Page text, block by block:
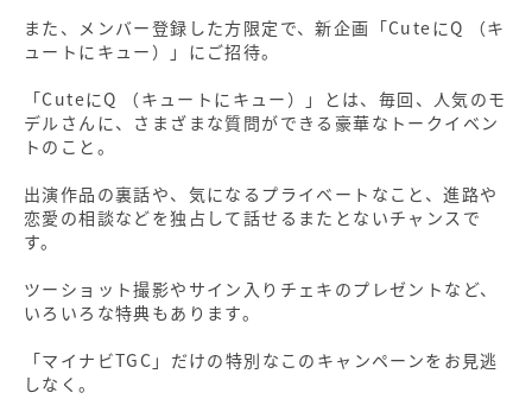
また、メンバー登録した方限定で、新企画「CuteにQ （キ
ュートにキュー）」にご招待。
「CuteにQ （キュートにキュー）」とは、毎回、人気のモ
デルさんに、さまざまな質問ができる豪華なトークイベン
トのこと。
出演作品の裏話や、気になるプライベートなこと、進路や
恋愛の相談などを独占して話せるまたとないチャンスで
す。
ツーショット撮影やサイン入りチェキのプレゼントなど、
いろいろな特典もあります。
「マイナビTGC」だけの特別なこのキャンペーンをお見逃
しなく。